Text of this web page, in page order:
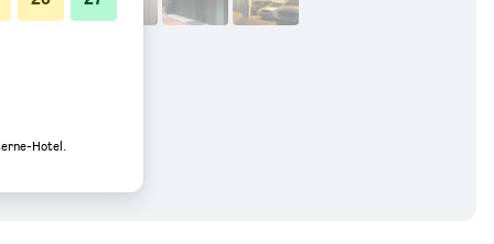
Hotel.